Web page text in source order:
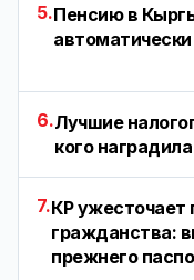
5.Пенсию в
6.Лучшие
кого
7.КР ужесточает
гражданства:
прежнего